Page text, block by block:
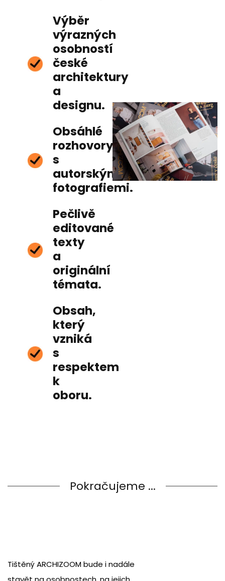
Výběr
výrazných
osobností
české
architektury
a
designu.
Obsáhlé
rozhovory
s
autorskými
fotografiemi.
Pečlivě
editované
texty
a
originální
témata.
Obsah,
který
vzniká
s
respektem
k
oboru.
Pokračujeme ...
Tištěný ARCHIZOOM bude i nadále